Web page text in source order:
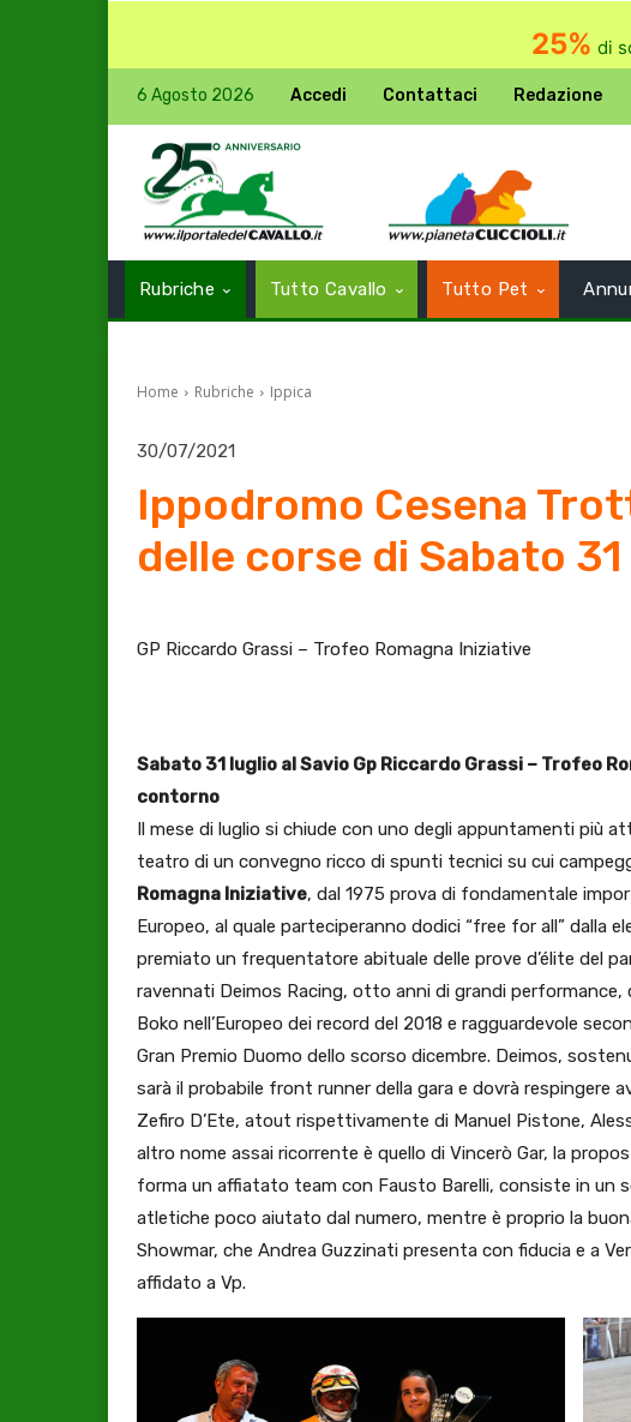
25% di
6 Agosto 2026 Accedi Contattaci Redazione
Rubriche Tutto Cavallo Tutto Pet
Home Rubriche Ippica
30/07/2021
Ippodromo Cesena
delle corse di Sabato
GP Riccardo Grassi – Trofeo Romagna Iniziative
Sabato 31 luglio al Savio Gp Riccardo Grassi – Trofeo
contorno
Il mese di luglio si chiude con uno degli appuntamenti più
teatro di un convegno ricco di spunti tecnici su cui
Romagna Iniziative, dal 1975 prova di fondamentale
Europeo, al quale parteciperanno dodici “free for all” dalla
premiato un frequentatore abituale delle prove d’élite del
ravennati Deimos Racing, otto anni di grandi
Boko nell’Europeo dei record del 2018 e ragguardevole
Gran Premio Duomo dello scorso dicembre. Deimos,
sarà il probabile front runner della gara e dovrà respingere
Zefiro D’Ete, atout rispettivamente di Manuel Pistone,
altro nome assai ricorrente è quello di Vincerò Gar, la
forma un affiatato team con Fausto Barelli, consiste in un
atletiche poco aiutato dal numero, mentre è proprio la
Showmar, che Andrea Guzzinati presenta con fiducia e a
affidato a Vp.